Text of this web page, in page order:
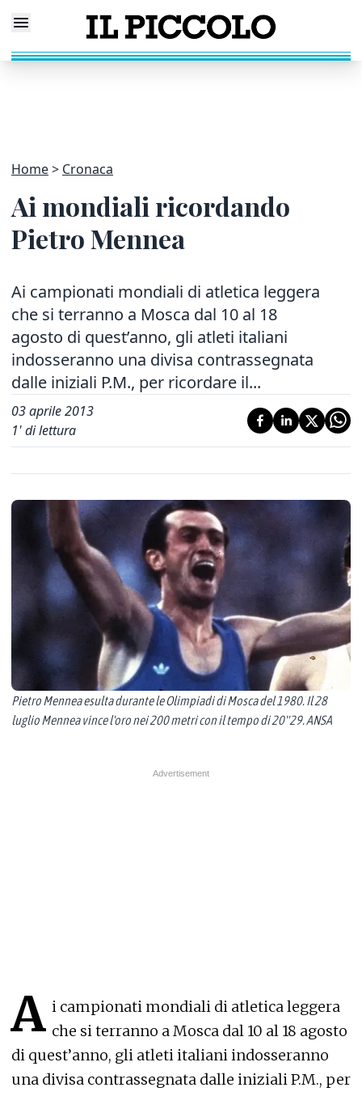
Home Cronaca
Ai mondiali ricordando
Pietro Mennea
Ai campionati mondiali di atletica leggera
che si terranno a Mosca dal 10 al 18
agosto di quest’anno, gli atleti italiani
indosseranno una divisa contrassegnata
dalle iniziali P.M., per ricordare il...
03 aprile 2013
1' di lettura
Pietro Mennea esulta durante le Olimpiadi di Mosca del 1980. Il 28
luglio Mennea vince l'oro nei 200 metri con il tempo di 20''29. ANSA
A i campionati mondiali di atletica leggera
che si terranno a Mosca dal 10 al 18 agosto
di quest’anno, gli atleti italiani indosseranno
una divisa contrassegnata dalle iniziali P.M., per